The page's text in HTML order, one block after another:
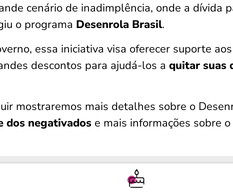
cenário de inadimplência, onde a dívida
o programa Desenrola Brasil.
essa iniciativa visa oferecer suporte
descontos para ajudá-los a quitar suas
mostraremos mais detalhes sobre o
dos negativados e mais informações sobre